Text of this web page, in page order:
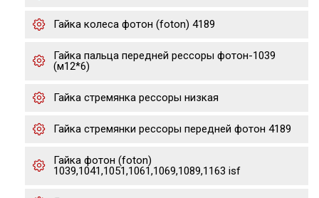
Гайка колеса фотон (foton) 4189
Гайка пальца передней рессоры фотон-1039
(м12*6)
Гайка стремянка рессоры низкая
Гайка стремянки рессоры передней фотон 4189
Гайка фотон (foton)
1039,1041,1051,1061,1069,1089,1163 isf